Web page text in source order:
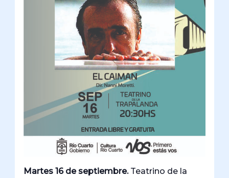
Martes 16 de septiembre. Teatrino de la